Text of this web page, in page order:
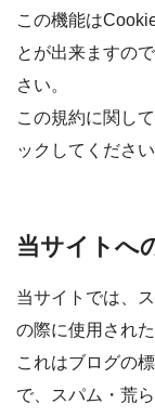
この機能は
とが出来ますの
さい。
この規約に関し
ックしてください
当サイトへ
当サイトでは、
の際に使用され
これはブログの
で、スパム・荒